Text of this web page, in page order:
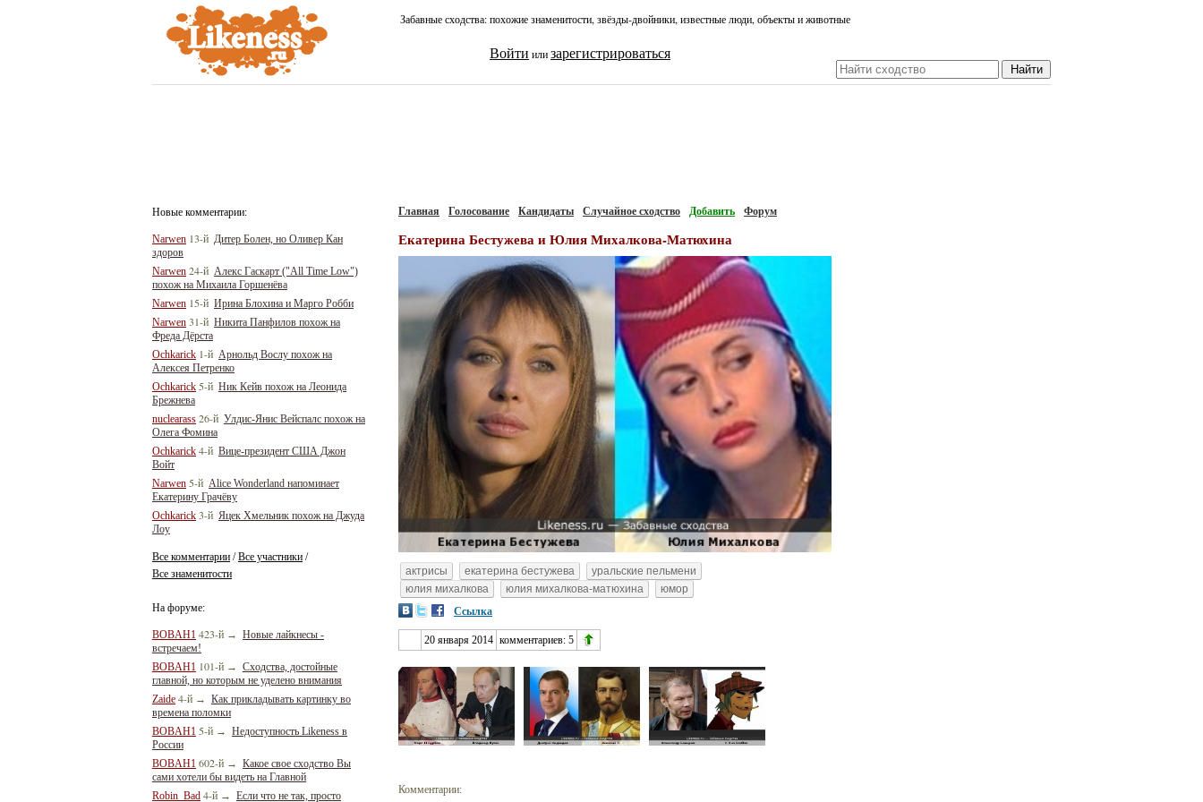
Забавные сходства: похожие знаменитости, звёзды-двойники, известные люди, объекты и животные
Войти или зарегистрироваться
Новые комментарии:
Narwen 13-й Дитер Болен, но Оливер Кан
здоров
Narwen 24-й Алекс Гаскарт ("All Time Low")
похож на Михаила Горшенёва
Narwen 15-й Ирина Блохина и Марго Робби
Narwen 31-й Никита Панфилов похож на
Фреда Дёрста
Ochkarick 1-й Арнольд Вослу похож на
Алексея Петренко
Ochkarick 5-й Ник Кейв похож на Леонида
Брежнева
nuclearass 26-й Улдис-Янис Вейспалс похож на
Олега Фомина
Ochkarick 4-й Вице-президент США Джон
Войт
Narwen 5-й Alice Wonderland напоминает
Екатерину Грачёву
Ochkarick 3-й Яцек Хмельник похож на Джуда
Лоу
Все комментарии /Все участники /
Все знаменитости
На форуме:
BOBAH1 423-й → Новые лайкнесы -
встречаем!
BOBAH1 101-й → Сходства, достойные
главной, но которым не уделено внимания
Zaide 4-й → Как прикладывать картинку во
времена поломки
BOBAH1 5-й → Недоступность Likeness в
России
BOBAH1 602-й → Какое свое сходство Вы
сами хотели бы видеть на Главной
Robin_Bad 4-й → Если что не так, просто
Главная Голосование Кандидаты Случайное сходство Добавить Форум
Екатерина Бестужева и Юлия Михалкова-Матюхина
актрисы екатерина бестужева
уральские пельмени
юлия михалкова
юлия михалкова-матюхина
юмор
Ссылка
20 января 2014 комментариев: 5
Комментарии: